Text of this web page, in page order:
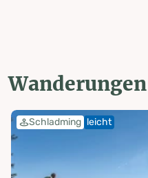
Wanderungen
Schladming leicht